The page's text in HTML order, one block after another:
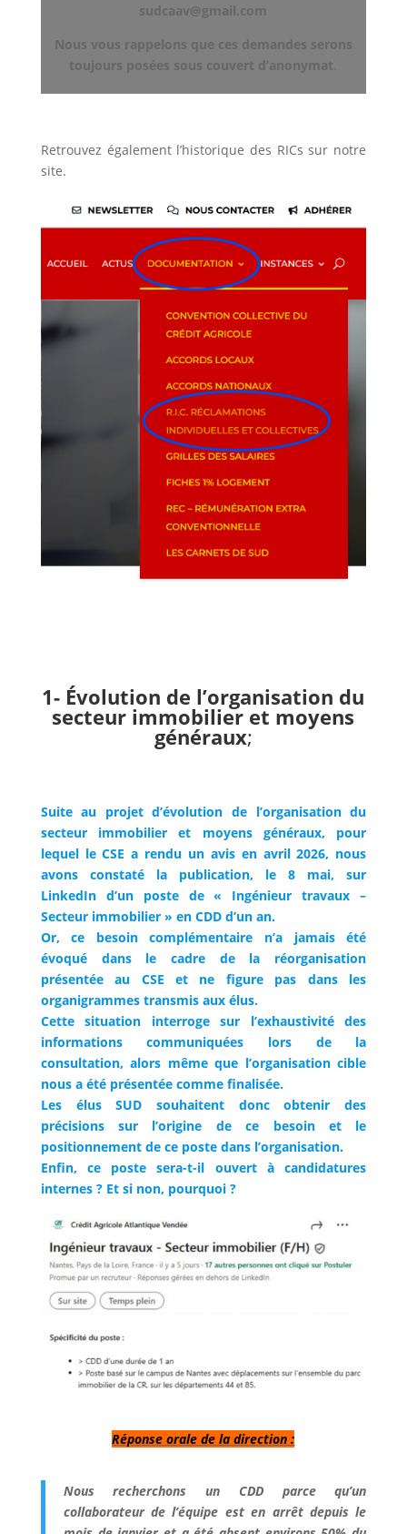
sudcaav@gmail.com
Nous vous rappelons que ces demandes serons
toujours posées sous couvert d’anonymat
Retrouvez également l’historique des RICs sur notre
site.
1- Évolution de l’organisation du
secteur immobilier et moyens
généraux;
Suite au projet d’évolution de l’organisation du
secteur immobilier et moyens généraux, pour
lequel le CSE a rendu un avis en avril 2026, nous
avons constaté la publication, le 8 mai, sur
LinkedIn d’un poste de « Ingénieur travaux –
Secteur immobilier » en CDD d’un an.
Or, ce besoin complémentaire n’a jamais été
évoqué dans le cadre de la réorganisation
présentée au CSE et ne figure pas dans les
organigrammes transmis aux élus.
Cette situation interroge sur l’exhaustivité des
informations communiquées lors de la
consultation, alors même que l’organisation cible
nous a été présentée comme finalisée.
Les élus SUD souhaitent donc obtenir des
précisions sur l’origine de ce besoin et le
positionnement de ce poste dans l’organisation.
Enfin, ce poste sera-t-il ouvert à candidatures
internes ? Et si non, pourquoi ?
Réponse orale de la direction :
Nous recherchons un CDD parce qu’un
collaborateur de l’équipe est en arrêt depuis le